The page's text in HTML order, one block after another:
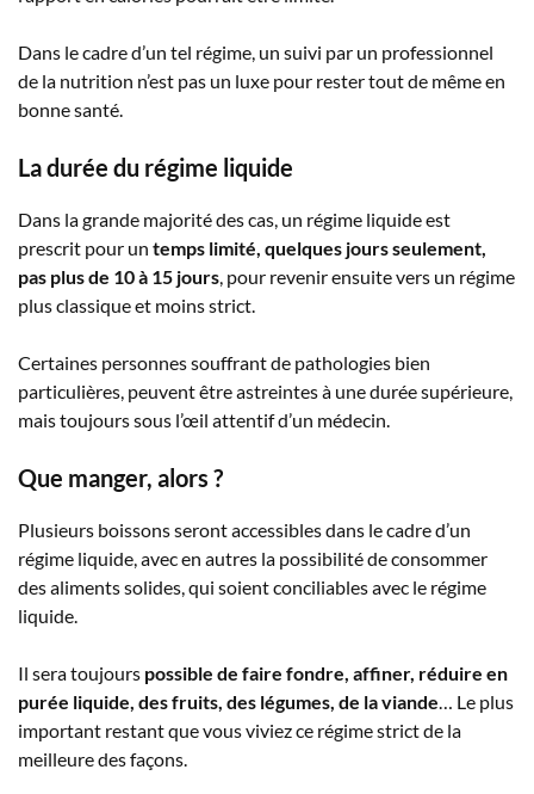
Dans le cadre d’un tel régime, un suivi par un professionnel
de la nutrition n’est pas un luxe pour rester tout de même en
bonne santé.
La durée du régime liquide
Dans la grande majorité des cas, un régime liquide est
prescrit pour un temps limité, quelques jours seulement,
pas plus de 10 à 15 jours, pour revenir ensuite vers un régime
plus classique et moins strict.
Certaines personnes souffrant de pathologies bien
particulières, peuvent être astreintes à une durée supérieure,
mais toujours sous l’œil attentif d’un médecin.
Que manger, alors ?
Plusieurs boissons seront accessibles dans le cadre d’un
régime liquide, avec en autres la possibilité de consommer
des aliments solides, qui soient conciliables avec le régime
liquide.
Il sera toujours possible de faire fondre, affiner, réduire en
purée liquide, des fruits, des légumes, de la viande… Le plus
important restant que vous viviez ce régime strict de la
meilleure des façons.